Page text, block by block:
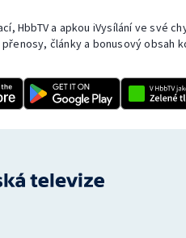
HbbTV a apkou iVysílání ve své
články a bonusový obsah